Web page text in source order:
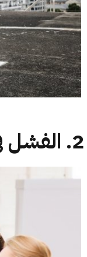
2. الفشل في تواصل العين